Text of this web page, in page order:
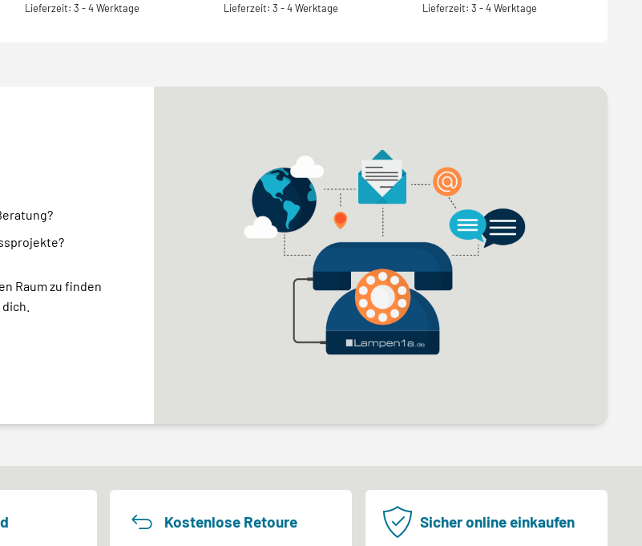
Lieferzeit: 3 - 4 Werktage
Lieferzeit: 3 - 4 Werktage
Lieferzeit: 3 - 4 Werktage
Raum zu finden
Kostenlose Retoure Sicher online einkaufen